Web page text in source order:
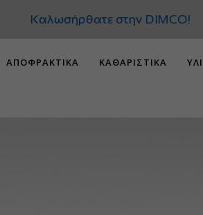
Καλωσήρθατε στην DIMCO!
ΑΠΟΦΡΑΚΤΙΚΑ ΚΑΘΑΡΙΣΤΙΚΑ